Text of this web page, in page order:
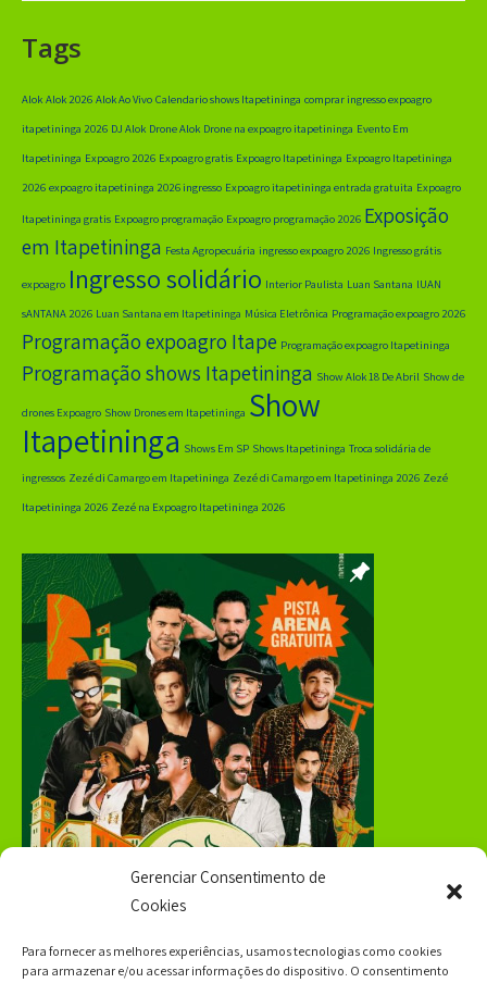
Gerenciar Consentimento de
Cookies
Para fornecer as melhores experiências, usamos tecnologias como cookies
para armazenar e/ou acessar informações do dispositivo. O consentimento
Tags
Alok Alok 2026 Alok Ao Vivo Calendario shows Itapetininga comprar ingresso expoagro
itapetininga 2026 DJ Alok Drone Alok Drone na expoagro itapetininga Evento Em
Itapetininga Expoagro 2026 Expoagro gratis Expoagro Itapetininga Expoagro Itapetininga
2026 expoagro itapetininga 2026 ingresso Expoagro itapetininga entrada gratuita Expoagro
Itapetininga gratis Expoagro programação Expoagro programação 2026 Exposição
em Itapetininga Festa Agropecuária ingresso expoagro 2026 Ingresso grátis
expoagro Ingresso solidário Interior Paulista Luan Santana lUAN
sANTANA 2026 Luan Santana em Itapetininga Música Eletrônica Programação expoagro 2026
Programação expoagro Itape Programação expoagro Itapetininga
Programação shows Itapetininga Show Alok 18 De Abril Show de
drones Expoagro Show Drones em Itapetininga Show
Itapetininga Shows Em SP Shows Itapetininga Troca solidária de
ingressos Zezé di Camargo em Itapetininga Zezé di Camargo em Itapetininga 2026 Zezé
Itapetininga 2026 Zezé na Expoagro Itapetininga 2026